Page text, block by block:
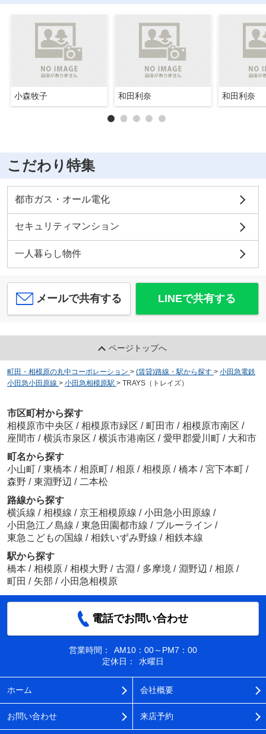
小森牧子 和田利奈 和田利奈
こだわり特集
都市ガス・オール電化
セキュリティマンション
一人暮らし物件
メールで共有する LINEで共有する
ページトップへ
町田・相模原の丸中コーポレーション > (賃貸)路線・駅から探す > 小田急電鉄
小田急小田原線 > 小田急相模原駅 > TRAYS（トレイズ）
市区町村から探す
相模原市中央区 / 相模原市緑区 / 町田市 / 相模原市南区 /
座間市 / 横浜市泉区 / 横浜市港南区 / 愛甲郡愛川町 / 大和市
町名から探す
小山町 / 東橋本 / 相原町 / 相原 / 相模原 / 橋本 / 宮下本町 /
森野 / 東淵野辺 / 二本松
路線から探す
横浜線 / 相模線 / 京王相模原線 / 小田急小田原線 /
小田急江ノ島線 / 東急田園都市線 / ブルーライン /
東急こどもの国線 / 相鉄いずみ野線 / 相鉄本線
駅から探す
橋本 / 相模原 / 相模大野 / 古淵 / 多摩境 / 淵野辺 / 相原 /
町田 / 矢部 / 小田急相模原
電話でお問い合わせ
営業時間：
AM10：00～PM7：00
定休日：
水曜日
ホーム 会社概要
お問い合わせ 来店予約